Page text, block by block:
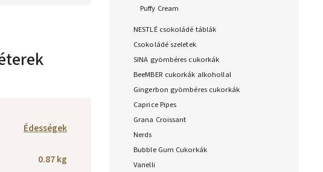
Puffy Cream
NESTLÉ csokoládé táblák
Csokoládé szeletek
SINA gyömbéres cukorkák
BeeMBER cukorkák alkohollal
Gingerbon gyömbéres cukorkák
Caprice Pipes
Grana Croissant
Nerds
Bubble Gum Cukorkák
Vanelli
Édességek
0.87 kg